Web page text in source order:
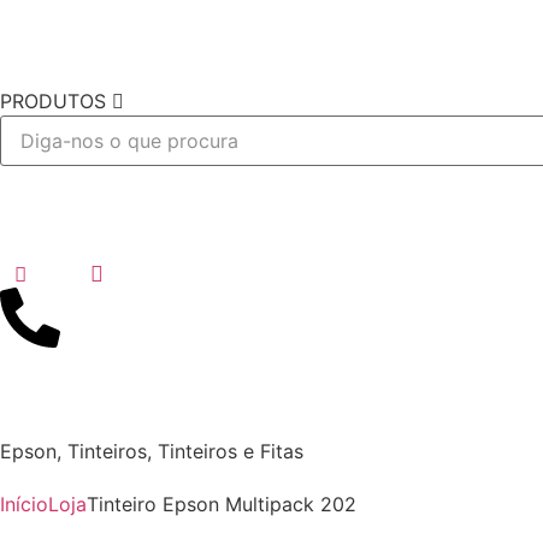
PRODUTOS
Epson, Tinteiros, Tinteiros e Fitas
InícioLojaTinteiro Epson Multipack 202